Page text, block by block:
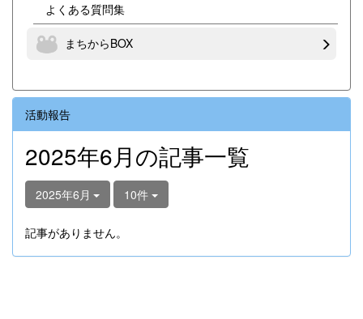
よくある質問集
まちからBOX
活動報告
2025年6月の記事一覧
2025年6月 10件
記事がありません。